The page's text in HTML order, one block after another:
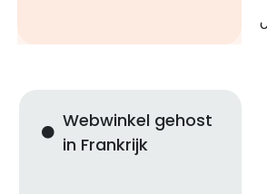
Webwinkel gehost
in Frankrijk